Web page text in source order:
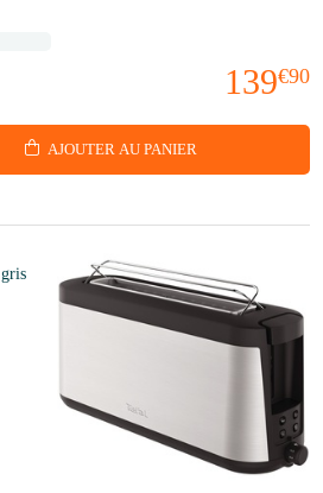
139€90
AJOUTER AU PANIER